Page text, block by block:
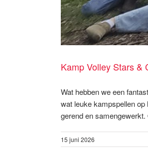
Kamp Volley Stars &
Wat hebben we een
wat leuke kampspellen op
gerend en samengewerkt.
15 juni 2026